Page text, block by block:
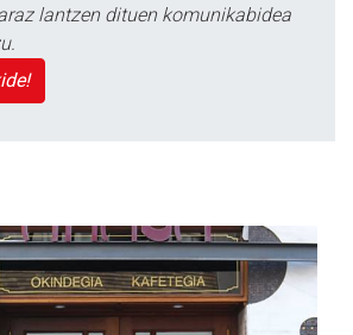
lantzen dituen komunikabidea